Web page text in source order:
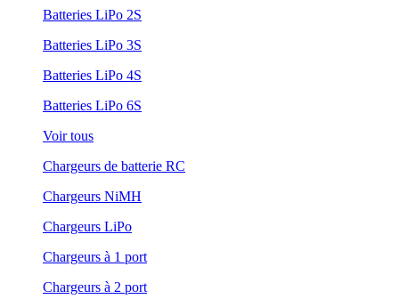
Batteries LiPo 2S
Batteries LiPo 3S
Batteries LiPo 4S
Batteries LiPo 6S
Voir tous
Chargeurs de batterie RC
Chargeurs NiMH
Chargeurs LiPo
Chargeurs à 1 port
Chargeurs à 2 port